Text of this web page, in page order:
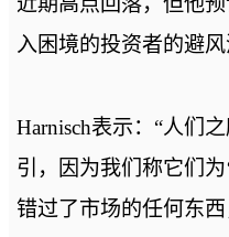
入困境的投资者的避风
Harnisch表示：“人们
引，因为我们称它们为
错过了市场的任何东